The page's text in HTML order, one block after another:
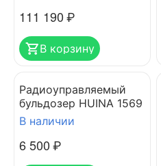
111 190₽
В корзину
Радиоуправляемый
бульдозер HUINA 1569
В наличии
6 500₽